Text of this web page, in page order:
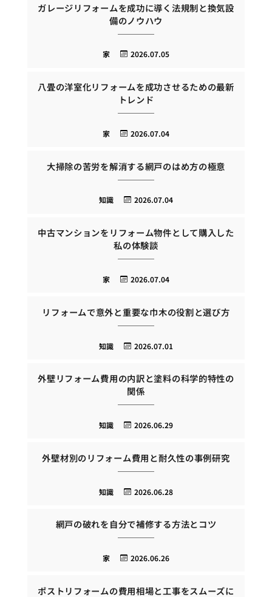
ガレージリフォームを成功に導く法規制と換気設
備のノウハウ
2026.07.05
家
八畳の洋室化リフォームを成功させるための最新
トレンド
2026.07.04
家
大掃除の苦労を解消する網戸のはめ方の極意
2026.07.04
知識
中古マンションをリフォーム物件として購入した
私の体験談
2026.07.04
家
リフォームで意外と重要な巾木の役割と選び方
2026.07.01
知識
外壁リフォーム費用の内訳と塗料の科学的特性の
関係
2026.06.29
知識
外壁材別のリフォーム費用と耐久性の事例研究
2026.06.28
知識
網戸の破れを自分で補修する方法とコツ
2026.06.26
家
ポストリフォームの費用相場と工事をスムーズに